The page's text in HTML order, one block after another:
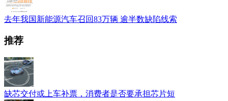
去年我国新能源汽车召回83万辆 逾半数缺陷线索
推荐
缺芯交付或上车补票，消费者是否要承担芯片短